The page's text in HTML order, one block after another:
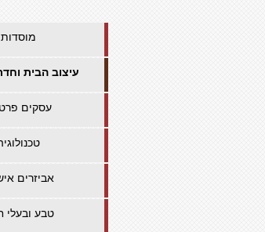
מוסדות
עיצוב הבית
עסקים
אביזרים
טבע ובעלי